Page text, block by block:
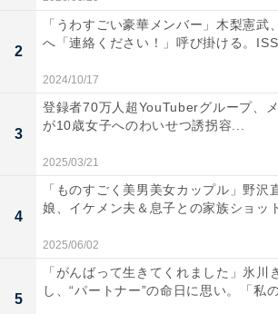
2
「うわすごい豪華メンバー」木梨憲武
へ「連絡ください！」呼び掛ける。
2024/10/17
3
登録者70万人超YouTuberグループ、
が10歳女子へのわいせつ誘拐容...
2025/03/21
4
「ものすごく美男美女カップル」野沢
娘、イケメン夫＆息子との家族ショッ
2025/06/02
5
「がんばって生きてくれました」氷川
し、“パートナー”の命日に思い。「私